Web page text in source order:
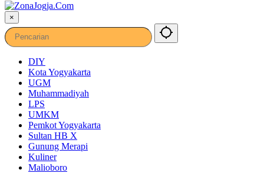
×
DIY
Kota Yogyakarta
UGM
Muhammadiyah
LPS
UMKM
Pemkot Yogyakarta
Sultan HB X
Gunung Merapi
Kuliner
Malioboro